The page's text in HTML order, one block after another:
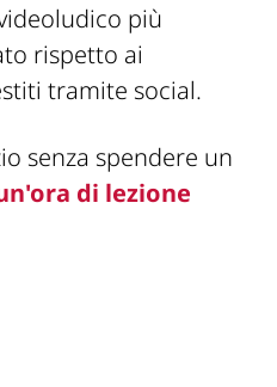
più
rispetto ai
tramite social.
senza spendere un
di lezione